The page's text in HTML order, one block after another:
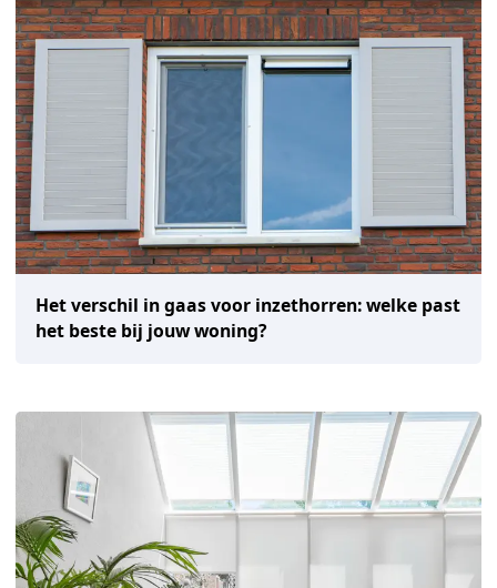
Het verschil in gaas voor inzethorren: welke past
het beste bij jouw woning?